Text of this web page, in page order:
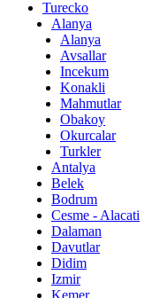
Turecko
Alanya
Alanya
Avsallar
Incekum
Konakli
Mahmutlar
Obakoy
Okurcalar
Turkler
Antalya
Belek
Bodrum
Cesme - Alacati
Dalaman
Davutlar
Didim
Izmir